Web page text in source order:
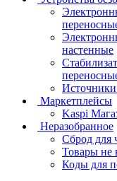
настенные
Источники
Маркетплейсы
Kaspi
Неразобранное
Сброд для
Товары не
Коды для